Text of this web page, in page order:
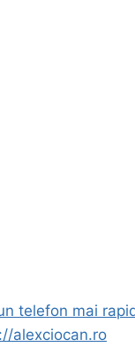
telefon mai
alexciocan.ro